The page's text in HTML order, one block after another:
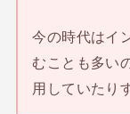
今の時代はイ
むことも多い
用していたり